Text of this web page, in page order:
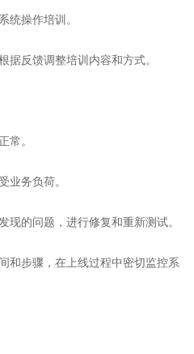
操作培训。
反馈调整培训内容和方式。
。
务负荷。
的问题，进行修复和重新测试。
步骤，在上线过程中密切监控系